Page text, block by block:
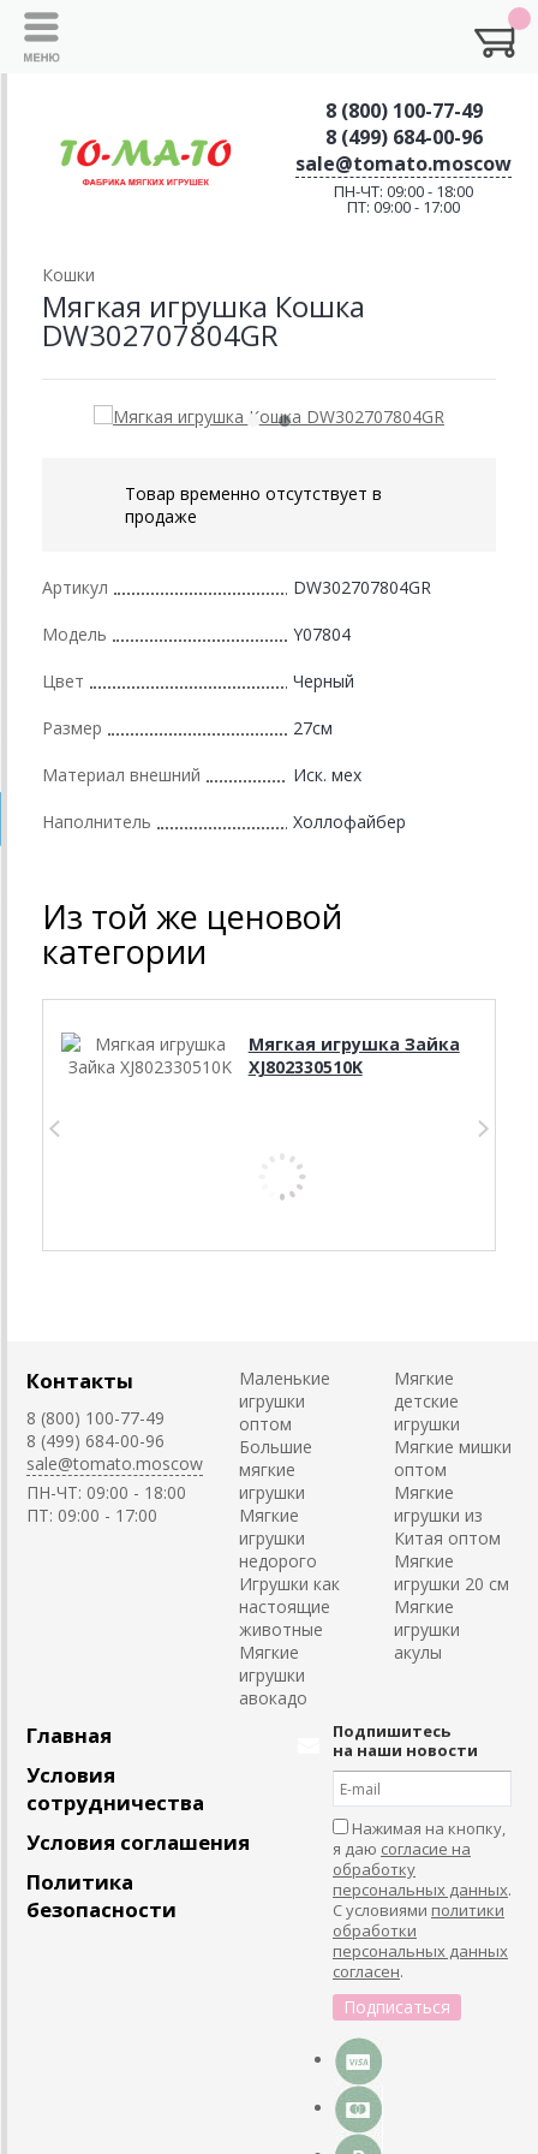
8 (800) 100-77-49
8 (499) 684-00-96
sale@tomato.moscow
ПН-ЧТ: 09:00 - 18:00
ПТ: 09:00 - 17:00
Кошки
Мягкая игрушка Кошка
DW302707804GR
Товар временно отсутствует в
продаже
Артикул DW302707804GR
Модель Y07804
Цвет Черный
Размер 27см
Материал внешний Иск. мех
Наполнитель Холлофайбер
Из той же ценовой
категории
Мягкая игрушка Зайка
XJ802330510K
Контакты
8 (800) 100-77-49
8 (499) 684-00-96
sale@tomato.moscow
ПН-ЧТ: 09:00 - 18:00
ПТ: 09:00 - 17:00
Маленькие
игрушки
оптом
Большие
мягкие
игрушки
Мягкие
игрушки
недорого
Игрушки как
настоящие
животные
Мягкие
игрушки
авокадо
Мягкие
детские
игрушки
Мягкие мишки
оптом
Мягкие
игрушки из
Китая оптом
Мягкие
игрушки 20 см
Мягкие
игрушки
акулы
Главная
Условия
сотрудничества
Условия соглашения
Политика
безопасности
Подпишитесь
на наши новости
Нажимая на кнопку,
я даю согласие на
обработку
персональных данных.
С условиями политики
обработки
персональных данных
согласен.